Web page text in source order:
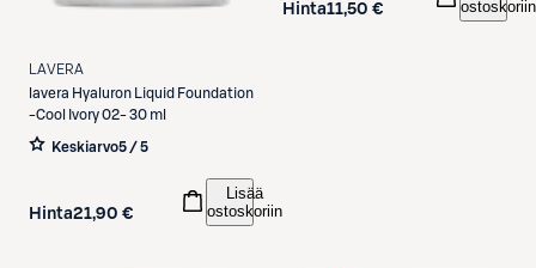
LAVERA
lavera Hyaluron Liquid Foundation
-Cool Ivory 02- 30 ml
Keskiarvo5 / 5
Hinta21,90 €
Lisää
ostoskoriin
Hinta11,50 €
ostoskoriin